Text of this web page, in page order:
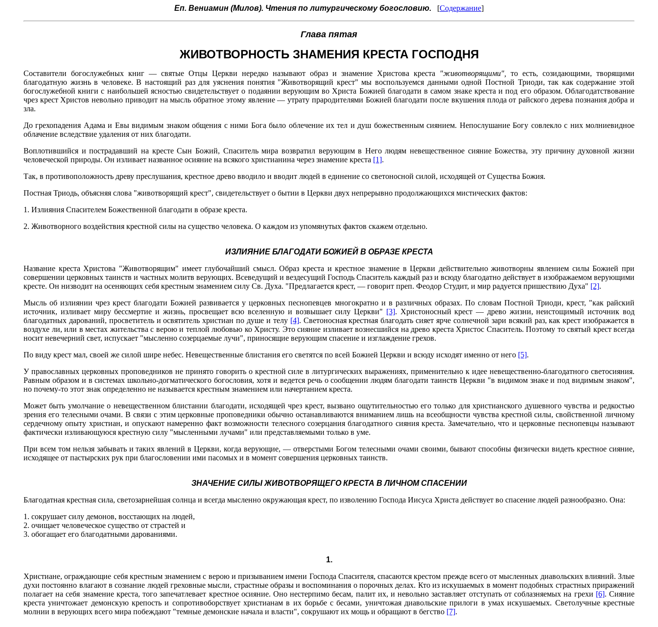
Еп. Вениамин (Милов). Чтения по литургическому богословию. [Содержание]
Глава пятая
ЖИВОТВОРНОСТЬ ЗНАМЕНИЯ КРЕСТА ГОСПОДНЯ
Составители богослужебных книг — святые Отцы Церкви нередко называют образ и знамение Христова креста "животворящими",
то есть, созидающими, творящими
благодатную жизнь в человеке. В настоящий раз для уяснения понятия "Животворящий крест" мы воспользуемся данными одной Постной Триоди, так как содержание этой
богослужебной книги с наибольшей ясностью свидетельствует о подаянии верующим во Христа Божией благодати в самом знаке креста и под его образом. Облагодатствование
чрез крест Христов невольно приводит на мысль обратное этому явление — утрату прародителями Божией благодати после вкушения плода от райского дерева познания добра и
зла.
До грехопадения Адама и Евы видимым знаком общения с ними Бога было облечение их тел и душ божественным сиянием. Непослушание Богу совлекло с них молниевидное
облачение вследствие удаления от них благодати.
Воплотившийся и пострадавший на кресте Сын Божий, Спаситель мира возвратил верующим в Него людям невещественное сияние Божества, эту причину духовной жизни
человеческой природы. Он изливает названное осияние на всякого христианина через знамение креста [1].
Так, в противоположность древу преслушания, крестное древо вводило и вводит людей в единение со светоносной силой, исходящей от Существа Божия.
Постная Триодь, объясняя слова "животворящий крест", свидетельствует о бытии в Церкви двух непрерывно продолжающихся мистических фактов:
1. Излияния Спасителем Божественной благодати в образе креста.
2. Животворного воздействия крестной силы на существо человека. О каждом из упомянутых фактов скажем отдельно.
ИЗЛИЯНИЕ БЛАГОДАТИ БОЖИЕЙ В ОБРАЗЕ КРЕСТА
Название креста Христова "Животворящим" имеет глубочайший смысл. Образ креста и крестное знамение в Церкви действительно животворны явлением силы Божией при
совершении церковных таинств и частных молитв верующих. Всеведущий и вездесущий Господь Спаситель каждый раз и всюду благодатно действует в изображаемом верующими
кресте. Он низводит на осеняющих себя крестным знамением силу Св. Духа. "Предлагается крест, — говорит преп. Феодор Студит, и мир радуется пришествию Духа" [2].
Мысль об излиянии чрез крест благодати Божией развивается у церковных песнопевцев многократно и в различных образах. По словам Постной Триоди, крест, "как райский
источник, изливает миру бессмертие и жизнь, просвещает всю вселенную и возвышает силу Церкви" [3]. Христоносный крест — древо жизни, неистощимый источник вод
благодатных дарований, просветитель и освятитель христиан по душе и телу [4]. Светоносная крестная благодать сияет ярче солнечной зари всякий раз, как крест изображается в
воздухе ли, или в местах жительства с верою и теплой любовью ко Христу. Это сияние изливает вознесшийся на древо креста Христос Спаситель. Поэтому то святый крест всегда
носит невечерний свет, испускает "мысленно созерцаемые лучи", приносящие верующим спасение и изглаждение грехов.
По виду крест мал, своей же силой шире небес. Невещественные блистания его светятся по всей Божией Церкви и всюду исходят именно от него [5].
У православных церковных проповедников не принято говорить о крестной силе в литургических выражениях, применительно к идее невещественно-благодатного светосияния.
Равным образом и в системах школьно-догматического богословия, хотя и ведется речь о сообщении людям благодати таинств Церкви "в видимом знаке и под видимым знаком",
но почему-то этот знак определенно не называется крестным знамением или начертанием креста.
Может быть умолчание о невещественном блистании благодати, исходящей чрез крест, вызвано ощутительностью его только для христианского душевного чувства и редкостью
зрения его телесными очами. В связи с этим церковные проповедники обычно останавливаются вниманием лишь на всеобщности чувства крестной силы, свойственной личному
сердечному опыту христиан, и опускают намеренно факт возможности телесного созерцания благодатного сияния креста. Замечательно, что и церковные песнопевцы называют
фактически изливающуюся крестную силу "мысленными лучами" или представляемыми только в уме.
При всем том нельзя забывать и таких явлений в Церкви, когда верующие, — отверстыми Богом телесными очами своими, бывают способны физически видеть крестное сияние,
исходящее от пастырских рук при благословении ими пасомых и в момент совершения церковных таинств.
ЗНАЧЕНИЕ СИЛЫ ЖИВОТВОРЯЩЕГО КРЕСТА В ЛИЧНОМ СПАСЕНИИ
Благодатная крестная сила, светозарнейшая солнца и всегда мысленно окружающая крест, по изволению Господа Иисуса Христа действует во спасение людей разнообразно. Она:
1. сокрушает силу демонов, восстающих на людей,
2. очищает человеческое существо от страстей и
3. обогащает его благодатными дарованиями.
1.
Христиане, ограждающие себя крестным знамением с верою и призыванием имени Господа Спасителя, спасаются крестом прежде всего от мысленных диавольских влияний. Злые
духи постоянно влагают в сознание людей греховные мысли, страстные образы и воспоминания о порочных делах. Кто из искушаемых в момент подобных страстных приражений
полагает на себя знамение креста, того запечатлевает крестное осияние. Оно нестерпимо бесам, палит их, и невольно заставляет отступать от соблазняемых на грехи [6]. Сияние
креста уничтожает демонскую крепость и сопротивоборствует христианам в их борьбе с бесами, уничтожая диавольские прилоги в умах искушаемых. Светолучные крестные
молнии в верующих всего мира побеждают "темные демонские начала и власти", сокрушают их мощь и обращают в бегство [7].